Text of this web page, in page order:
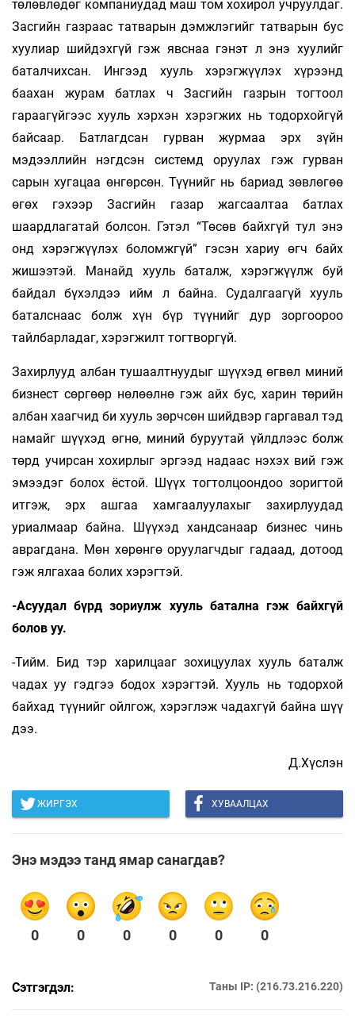
төлөвлөдөг компаниудад маш том хохирол учруулдаг.
Засгийн газраас татварын дэмжлэгийг татварын бус
хуулиар шийдэхгүй гэж явснаа гэнэт л энэ хуулийг
баталчихсан. Ингээд хууль хэрэгжүүлэх хүрээнд
баахан журам батлах ч Засгийн газрын тогтоол
гараагүйгээс хууль хэрхэн хэрэгжих нь тодорхойгүй
байсаар. Батлагдсан гурван журмаа эрх зүйн
мэдээллийн нэгдсэн системд оруулах гэж гурван
сарын хугацаа өнгөрсөн. Түүнийг нь бариад зөвлөгөө
өгөх гэхээр Засгийн газар жагсаалтаа батлах
шаардлагатай болсон. Гэтэл “Төсөв байхгүй тул энэ
онд хэрэгжүүлэх боломжгүй” гэсэн хариу өгч байх
жишээтэй. Манайд хууль баталж, хэрэгжүүлж буй
байдал бүхэлдээ ийм л байна. Судалгаагүй хууль
баталснаас болж хүн бүр түүнийг дур зоргоороо
тайлбарладаг, хэрэгжилт тогтворгүй.
Захирлууд албан тушаалтнуудыг шүүхэд өгвөл миний
бизнест сөргөөр нөлөөлнө гэж айх бус, харин төрийн
албан хаагчид би хууль зөрчсөн шийдвэр гаргавал тэд
намайг шүүхэд өгнө, миний буруутай үйлдлээс болж
төрд учирсан хохирлыг эргээд надаас нэхэх вий гэж
эмээдэг болох ёстой. Шүүх тогтолцоондоо зоригтой
итгэж, эрх ашгаа хамгаалуулахыг захирлуудад
уриалмаар байна. Шүүхэд хандсанаар бизнес чинь
аврагдана. Мөн хөрөнгө оруулагчдыг гадаад, дотоод
гэж ялгахаа болих хэрэгтэй.
-Асуудал бүрд зориулж хууль батална гэж байхгүй
болов уу.
-Тийм. Бид тэр харилцааг зохицуулах хууль баталж
чадах уу гэдгээ бодох хэрэгтэй. Хууль нь тодорхой
байхад түүнийг ойлгож, хэрэглэж чадахгүй байна шүү
дээ.
Д.Хүслэн
ЖИРГЭХ ХУВААЛЦАХ
Энэ мэдээ танд ямар санагдав?
0 0 0 0 0 0
Сэтгэгдэл: Таны IP: (216.73.216.220)